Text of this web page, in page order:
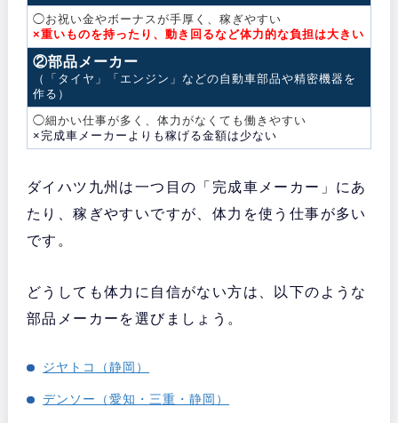
◯お祝い金やボーナスが手厚く、稼ぎやすい
×重いものを持ったり、動き回るなど体力的な負担は大きい
②部品メーカー
（「タイヤ」「エンジン」などの自動車部品や精密機器を
作る）
◯細かい仕事が多く、体力がなくても働きやすい
×完成車メーカーよりも稼げる金額は少ない
ダイハツ九州は一つ目の「完成車メーカー」にあ
たり、稼ぎやすいですが、体力を使う仕事が多い
です。
どうしても体力に自信がない方は、以下のような
部品メーカーを選びましょう。
ジヤトコ（静岡）
デンソー（愛知・三重・静岡）